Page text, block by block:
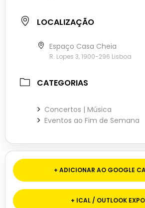
LOCALIZAÇÃO
Espaço Casa Cheia
R. Lopes 3, 1900-296 Lisboa
CATEGORIAS
Concertos | Música
Eventos ao Fim de Semana
+ ADICIONAR AO GOOGLE
+ ICAL / OUTLOOK